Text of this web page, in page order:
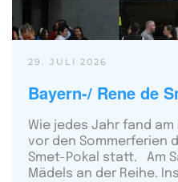
29. JULI 2026
Bayern-/ Rene de
Wie jedes Jahr fand
vor den Sommerferien
Smet-Pokal statt. Am
Mädels an der Reihe.